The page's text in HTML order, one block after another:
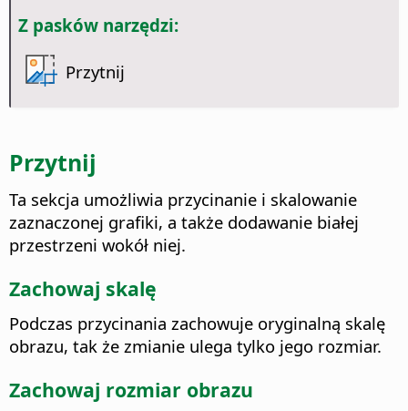
Z pasków narzędzi:
Przytnij
Przytnij
Ta sekcja umożliwia przycinanie i skalowanie
zaznaczonej grafiki, a także dodawanie białej
przestrzeni wokół niej.
Zachowaj skalę
Podczas przycinania zachowuje oryginalną skalę
obrazu, tak że zmianie ulega tylko jego rozmiar.
Zachowaj rozmiar obrazu